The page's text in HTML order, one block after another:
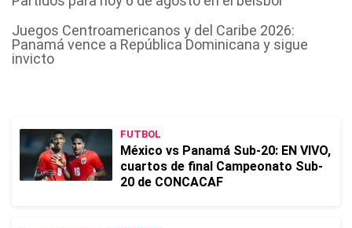
Juegos Centroamericanos y del Caribe 2026:
Panamá vence a República Dominicana y sigue
invicto
FUTBOL
México vs Panamá Sub-20: EN VIVO,
cuartos de final Campeonato Sub-
20 de CONCACAF